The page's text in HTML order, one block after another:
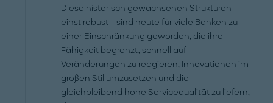
Diese historisch gewachsenen Strukturen –
einst robust – sind heute für viele Banken zu
einer Einschränkung geworden, die ihre
Fähigkeit begrenzt, schnell auf
Veränderungen zu reagieren, Innovationen im
großen Stil umzusetzen und die
gleichbleibend hohe Servicequalität zu liefern,